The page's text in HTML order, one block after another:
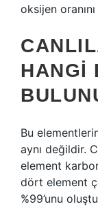
oksijen
HANGI
Bu
aynı değildir.
element
dört element
%99’unu